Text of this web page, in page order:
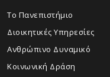
Το Πανεπιστήμιο
Διοικητικές Υπηρεσίες
Ανθρώπινο Δυναμικό
Κοινωνική Δράση